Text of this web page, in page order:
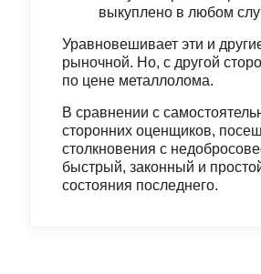
выкуплено в любом
Уравновешивает эти и
рыночной. Но, с другой
по цене металлолома.
В сравнении с
сторонних оценщиков,
столкновения с
быстрый, законный и
состояния последнего.